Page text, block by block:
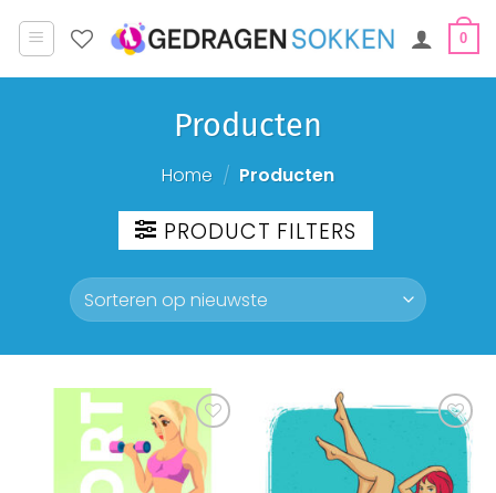
naar
0
Producten
Home / Producten
PRODUCT FILTERS
Aan
verlanglijst
toevoegen
toevoegen